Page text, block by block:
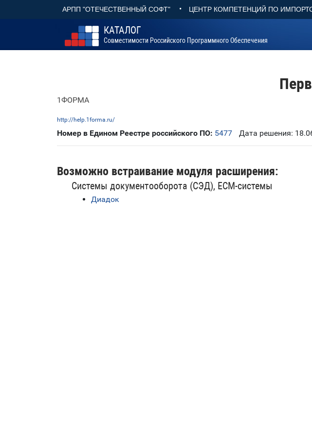
АРПП "ОТЕЧЕСТВЕННЫЙ СОФТ" • ЦЕНТР КОМПЕТЕНЦИЙ ПО
КАТАЛОГ
Совместимости Российского Программного Обеспечения
1ФОРМА
http://help.1forma.ru/
Номер в Едином Реестре российского ПО: 5477 Дата решения:
Возможно встраивание модуля расширения:
Системы документооборота (СЭД), ECM-системы
Диадок